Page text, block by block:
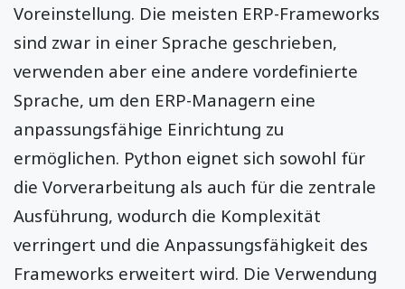
Voreinstellung. Die meisten ERP-Frameworks
sind zwar in einer Sprache geschrieben,
verwenden aber eine andere vordefinierte
Sprache, um den ERP-Managern eine
anpassungsfähige Einrichtung zu
ermöglichen. Python eignet sich sowohl für
die Vorverarbeitung als auch für die zentrale
Ausführung, wodurch die Komplexität
verringert und die Anpassungsfähigkeit des
Frameworks erweitert wird. Die Verwendung